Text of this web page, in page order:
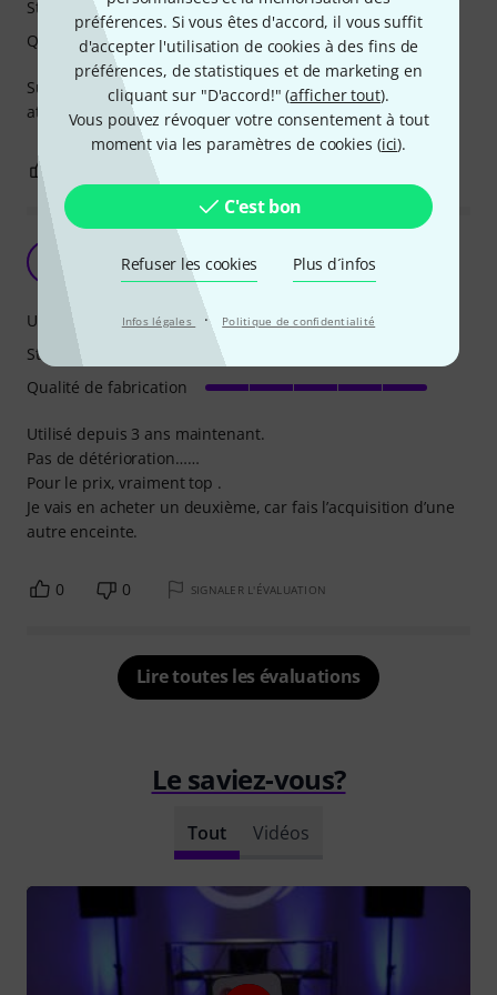
préférences. Si vous êtes d'accord, il vous suffit
d'accepter l'utilisation de cookies à des fins de
préférences, de statistiques et de marketing en
cliquant sur "D'accord!" (afficher tout).
Vous pouvez révoquer votre consentement à tout
moment via les paramètres de cookies (ici).
C'est bon
Refuser les cookies Plus d´infos
Infos légales · Politique de confidentialité
Super produit, rendu genial sur scene
attention au poids a mettre dessus
Stabilité
Qualité de fabrication
Trépied néon
Alae13 13.08.2024
Utilisé depuis 3 ans maintenant.
Pas de détérioration……
Pour le prix, vraiment top .
Je vais en acheter un deuxième, car fais l’acquisition d’une
autre enceinte.
Utilisation
Stabilité
Qualité de fabrication
0 0 SIGNALER L'ÉVALUATION
Lire toutes les évaluations
Le saviez-vous?
Tout Vidéos